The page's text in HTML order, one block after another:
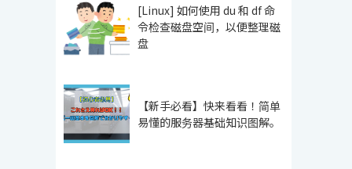
[Linux] 如何使用 du 和 df 命
令检查磁盘空间，以便整理磁
盘
【新手必看】快来看看！简单
易懂的服务器基础知识图解。